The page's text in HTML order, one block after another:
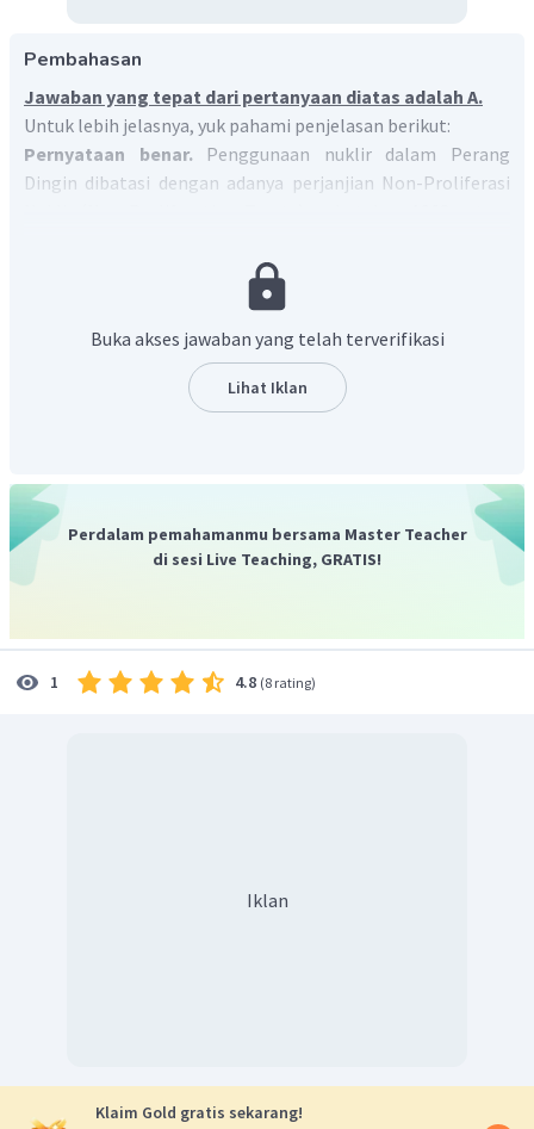
Pembahasan
Jawaban yang tepat dari pertanyaan diatas adalah A.
Untuk lebih jelasnya, yuk pahami penjelasan berikut:
Pernyataan benar. Penggunaan nuklir dalam Perang
Dingin dibatasi dengan adanya perjanjian Non-Proliferasi
Nuklir ditandatangani pada 1 Juli 1968. Sebagian besar dari
187 negara berdaulat mengikuti perjanjian ini.
Proliferation Treaty) bertujuan untuk tidak menjual senjata
nuklir atau memberikan informasi persenjataan nuklir
kepada pihak yang tidak mengembangkan nuklir serta
benar, alasan benar, dan keduanya menunjukkan
hubungan sebab dan akibat.
Buka akses jawaban yang telah terverifikasi
Lihat Iklan
Perdalam pemahamanmu bersama Master Teacher
di sesi Live Teaching, GRATIS!
1 4.8 (8 rating)
Iklan
Klaim Gold gratis sekarang!